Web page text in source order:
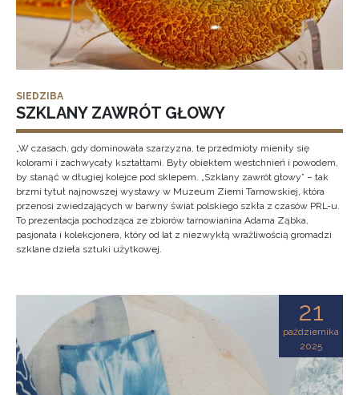
SIEDZIBA
SZKLANY ZAWRÓT GŁOWY
„W czasach, gdy dominowała szarzyzna, te przedmioty mieniły się
kolorami i zachwycały kształtami. Były obiektem westchnień i powodem,
by stanąć w długiej kolejce pod sklepem. „Szklany zawrót głowy” – tak
brzmi tytuł najnowszej wystawy w Muzeum Ziemi Tarnowskiej, która
przenosi zwiedzających w barwny świat polskiego szkła z czasów PRL-u.
To prezentacja pochodząca ze zbiorów tarnowianina Adama Ząbka,
pasjonata i kolekcjonera, który od lat z niezwykłą wrażliwością gromadzi
szklane dzieła sztuki użytkowej.
21
października
2025